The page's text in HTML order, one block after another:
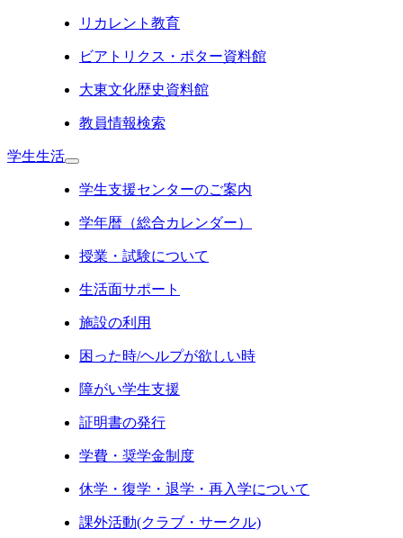
リカレント教育
ビアトリクス・ポター資料館
大東文化歴史資料館
教員情報検索
学生生活
学生支援センターのご案内
学年暦（総合カレンダー）
授業・試験について
生活面サポート
施設の利用
困った時/ヘルプが欲しい時
障がい学生支援
証明書の発行
学費・奨学金制度
休学・復学・退学・再入学について
課外活動(クラブ・サークル)